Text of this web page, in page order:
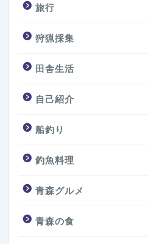
旅行
狩猟採集
田舎生活
自己紹介
船釣り
釣魚料理
青森グルメ
青森の食